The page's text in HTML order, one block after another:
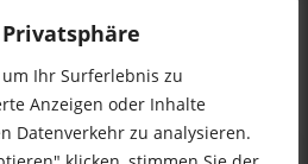
Ihr Surferlebnis zu
Anzeigen oder Inhalte
Datenverkehr zu analysieren.
SCHWEIZ TÄTIG
Kundenbewertungen und Erfahrungen zu
Egora GmbH
MANGELHAFT